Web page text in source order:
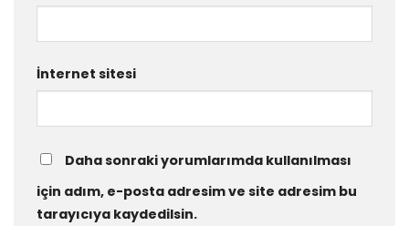
İnternet sitesi
Daha sonraki yorumlarımda kullanılması
için adım, e-posta adresim ve site adresim bu
tarayıcıya kaydedilsin.